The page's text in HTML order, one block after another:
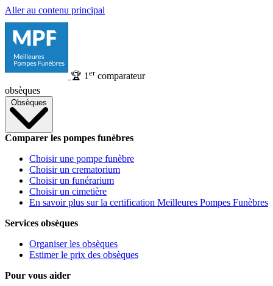
Aller au contenu principal
🏆 1 ercomparateur
obsèques
Obsèques
Comparer les pompes funèbres
Choisir une pompe funèbre
Choisir un crematorium
Choisir un funérarium
Choisir un cimetière
En savoir plus sur la certification Meilleures Pompes Funèbres
Services obsèques
Organiser les obsèques
Estimer le prix des obsèques
Pour vous aider